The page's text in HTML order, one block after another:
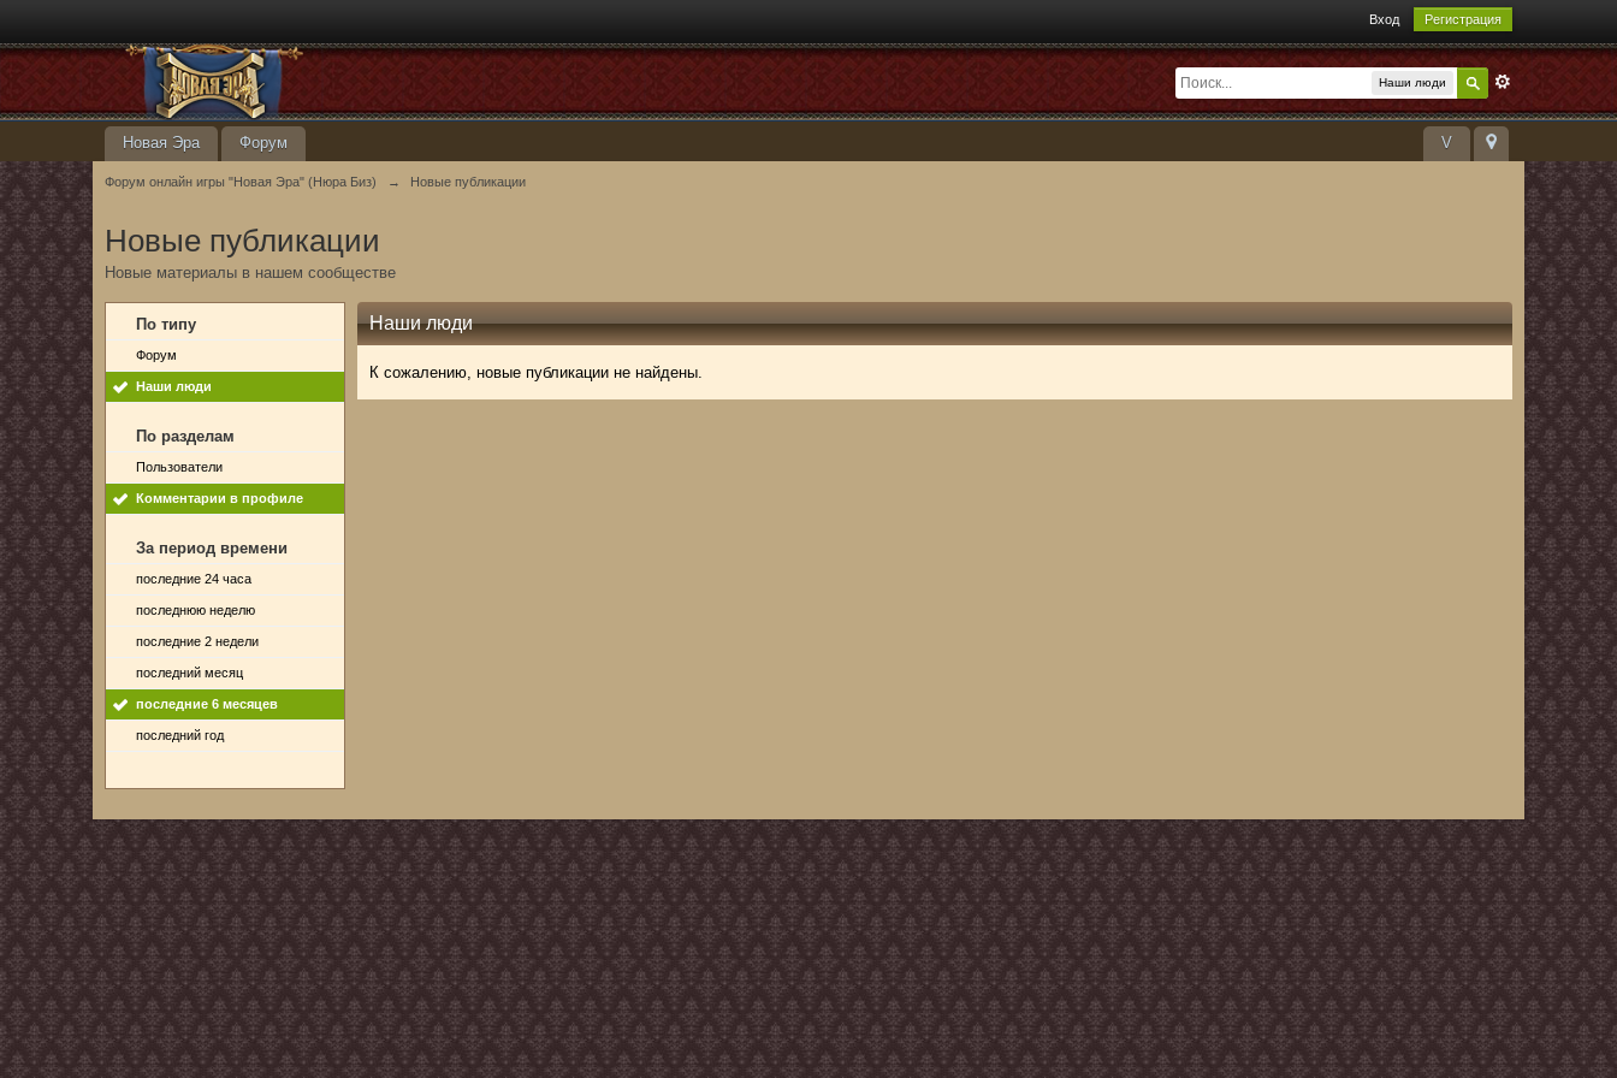
Вход Регистрация
Наши люди
V
Новая Эра Форум
Форум онлайн игры "Новая Эра" (Нюра Биз) → Новые публикации
Новые публикации
Новые материалы в нашем сообществе
По типу
Форум
Наши люди
По разделам
Пользователи
Комментарии в профиле
За период времени
последние 24 часа
последнюю неделю
последние 2 недели
последний месяц
последние 6 месяцев
последний год
Наши люди
К сожалению, новые публикации не найдены.